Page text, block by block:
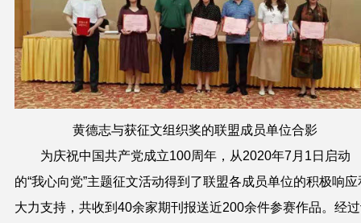
黄德志与获征文组织奖的联盟成员单位合影
为庆祝中国共产党成立100周年，从2020年7 月 1 日启动
的“我心向党”主题征文活动得到了联盟各成员单位的积极响应
大力支持，共收到 40余家期刊报送近200余件参赛作品。经